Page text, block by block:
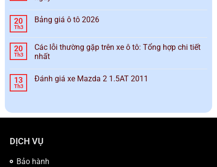
20
Th3
Bảng giá ô tô 2026
20
Th3
Các lỗi thường gặp trên xe ô tô: Tổng hợp chi tiết
nhất
13
Th3
Đánh giá xe Mazda 2 1.5AT 2011
DỊCH VỤ
Bảo hành